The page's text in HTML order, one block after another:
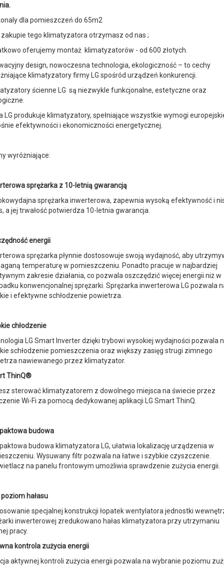
dla pomieszczeń do 65m2
tego klimatyzatora otrzymasz od nas ;
oferujemy montaż klimatyzatorów - od 600 złotych.
design, nowoczesna technologia, ekologiczność – to cechy
klimatyzatory firmy LG spośród urządzeń konkurencji.
ścienne LG są niezwykle funkcjonalne, estetyczne oraz
LG produkuje klimatyzatory, spełniające wszystkie wymogi
efektywności i ekonomiczności energetycznej.
wyróżniające:
sprężarka z 10-letnią gwarancją
sprężarka inwerterowa, zapewnia wysoką efektywność i
a jej trwałość potwierdza 10-letnia gwarancja.
energii
sprężarka płynnie dostosowuje swoją wydajność, aby
temperaturę w pomieszczeniu. Ponadto pracuje w najbardziej
zakresie działania, co pozwala oszczędzić więcej energii niż w
konwencjonalnej sprężarki. Sprężarka inwerterowa LG pozwala
i efektywne schłodzenie powietrza.
chłodzenie
LG Smart Inverter dzięki trybowi wysokiej wydajności pozwala
schłodzenie pomieszczenia oraz większy zasięg strugi zimnego
nawiewanego przez klimatyzator.
ThinQ®
sterować klimatyzatorem z dowolnego miejsca na świecie przez
Wi-Fi za pomocą dedykowanej aplikacji LG Smart ThinQ.
budowa
budowa klimatyzatora LG, ułatwia lokalizację urządzenia w
Wysuwany filtr pozwala na łatwe i szybkie czyszczenie.
na panelu frontowym umożliwia sprawdzenie zużycia energii.
poziom hałasu
specjalnej konstrukcji łopatek wentylatora jednostki
inwerterowej zredukowano hałas klimatyzatora przy utrzymaniu
pracy.
kontrola zużycia energii
aktywnej kontroli zużycia energii pozwala na wybranie poziomu